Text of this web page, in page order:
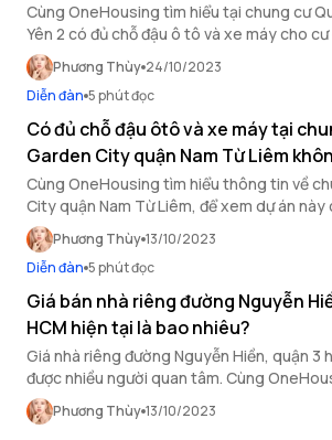
Cùng OneHousing tìm hiểu tại chung cư
Yên 2 có đủ chỗ đậu ô tô và xe máy cho
viết sau đây!
Phương Thùy 24/10/2023
Diễn đàn 5 phút đọc
Có đủ chỗ đậu ôtô và xe máy tại
Garden City quận Nam Từ Liêm
Cùng OneHousing tìm hiểu thông tin về
City quận Nam Từ Liêm, để xem dự án
và xe máy cho cư dân không?
Phương Thùy 13/10/2023
Diễn đàn 5 phút đọc
Giá bán nhà riêng đường Nguyễn
HCM hiện tại là bao nhiêu?
Giá nhà riêng đường Nguyễn Hiền, quận 3
được nhiều người quan tâm. Cùng
bán loại hình bất động sản Tp. HCM này tại
sau đây.
Phương Thùy 13/10/2023